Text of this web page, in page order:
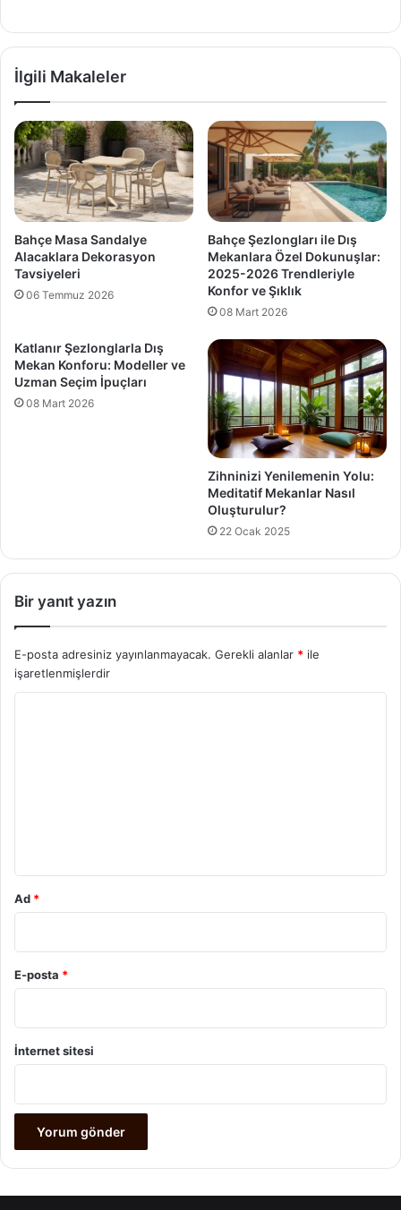
İlgili Makaleler
Bahçe Masa Sandalye
Alacaklara Dekorasyon
Tavsiyeleri
06 Temmuz 2026
Bahçe Şezlongları ile Dış
Mekanlara Özel Dokunuşlar:
2025-2026 Trendleriyle
Konfor ve Şıklık
08 Mart 2026
Katlanır Şezlonglarla Dış
Mekan Konforu: Modeller ve
Uzman Seçim İpuçları
08 Mart 2026
Zihninizi Yenilemenin Yolu:
Meditatif Mekanlar Nasıl
Oluşturulur?
22 Ocak 2025
Bir yanıt yazın
E-posta adresiniz yayınlanmayacak. Gerekli alanlar * ile
işaretlenmişlerdir
Ad *
E-posta *
İnternet sitesi